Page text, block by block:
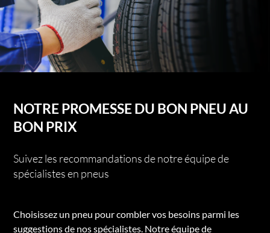
NOTRE PROMESSE DU BON PNEU AU
BON PRIX
Suivez les recommandations de notre équipe de
spécialistes en pneus
Choisissez un pneu pour combler vos besoins parmi les
suggestions de nos spécialistes. Notre équipe de